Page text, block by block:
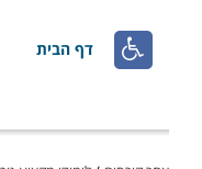
 דף הבית